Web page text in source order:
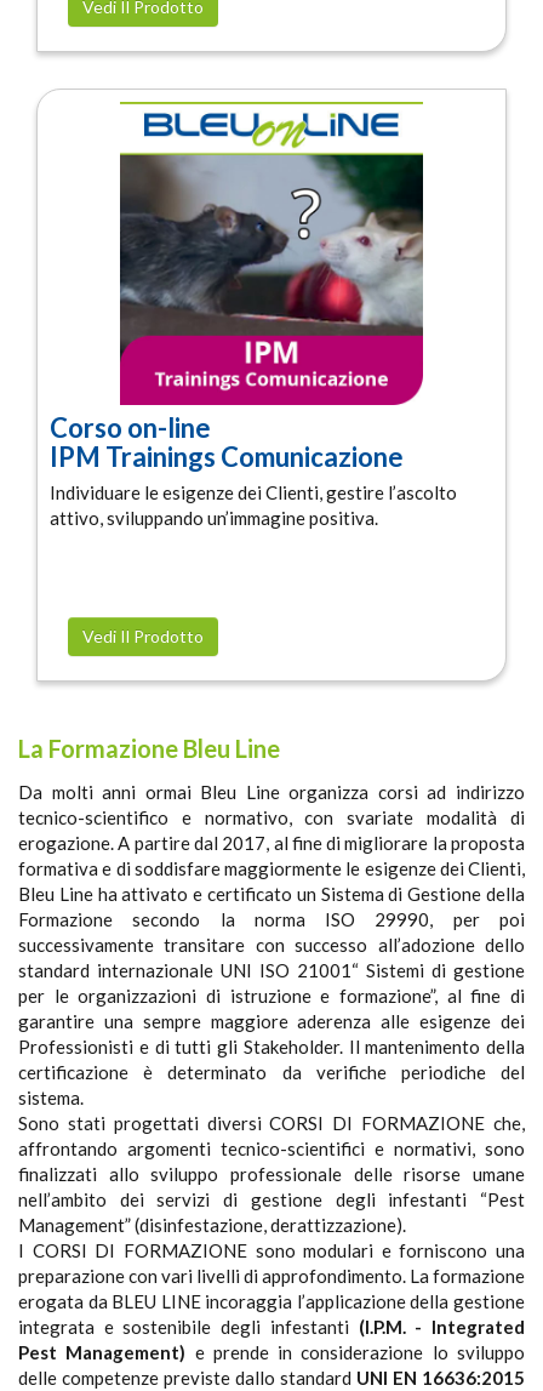
Vedi Il Prodotto
Corso on-line
IPM Trainings Comunicazione
Individuare le esigenze dei Clienti, gestire l’ascolto
attivo, sviluppando un’immagine positiva.
Vedi Il Prodotto
La Formazione Bleu Line
Da molti anni ormai Bleu Line organizza corsi ad indirizzo
tecnico-scientifico e normativo, con svariate modalità di
erogazione. A partire dal 2017, al fine di migliorare la proposta
formativa e di soddisfare maggiormente le esigenze dei Clienti,
Bleu Line ha attivato e certificato un Sistema di Gestione della
Formazione secondo la norma ISO 29990, per poi
successivamente transitare con successo all’adozione dello
standard internazionale UNI ISO 21001“ Sistemi di gestione
per le organizzazioni di istruzione e formazione”, al fine di
garantire una sempre maggiore aderenza alle esigenze dei
Professionisti e di tutti gli Stakeholder. Il mantenimento della
certificazione è determinato da verifiche periodiche del
sistema.
Sono stati progettati diversi CORSI DI FORMAZIONE che,
affrontando argomenti tecnico-scientifici e normativi, sono
finalizzati allo sviluppo professionale delle risorse umane
nell’ambito dei servizi di gestione degli infestanti “Pest
Management” (disinfestazione, derattizzazione).
I CORSI DI FORMAZIONE sono modulari e forniscono una
preparazione con vari livelli di approfondimento. La formazione
erogata da BLEU LINE incoraggia l’applicazione della gestione
integrata e sostenibile degli infestanti (I.P.M. - Integrated
Pest Management) e prende in considerazione lo sviluppo
delle competenze previste dallo standard UNI EN 16636:2015